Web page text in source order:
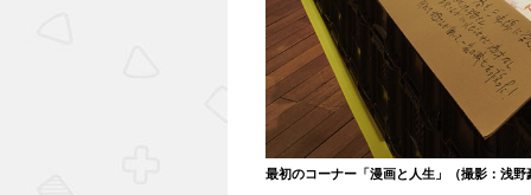
最初のコーナー「漫画と人生」（撮影：浅野